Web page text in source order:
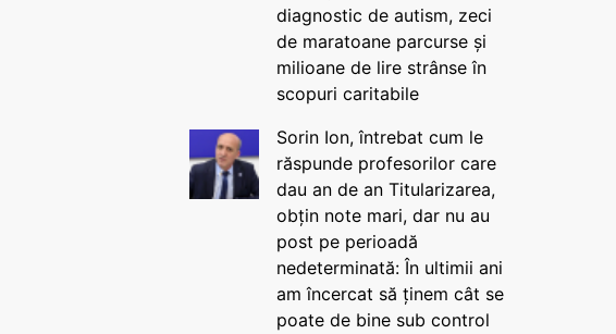
diagnostic de autism, zeci
de maratoane parcurse și
milioane de lire strânse în
scopuri caritabile
Sorin Ion, întrebat cum le
răspunde profesorilor care
dau an de an Titularizarea,
obțin note mari, dar nu au
post pe perioadă
nedeterminată: În ultimii ani
am încercat să ținem cât se
poate de bine sub control